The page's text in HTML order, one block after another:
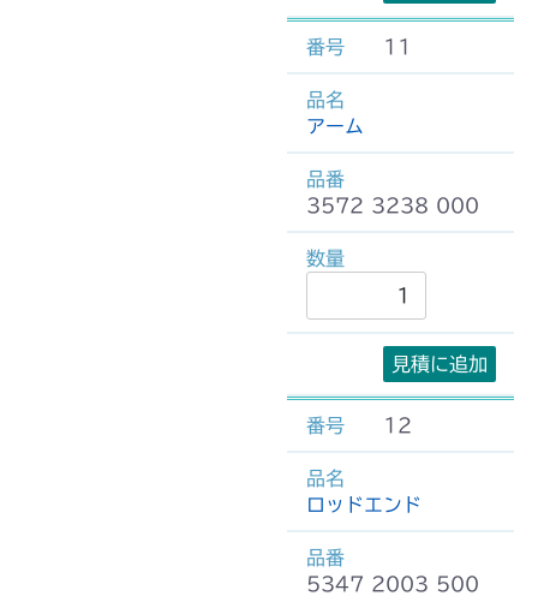
11
アーム
3572 3238 000
見積に追加
12
ロッドエンド
5347 2003 500